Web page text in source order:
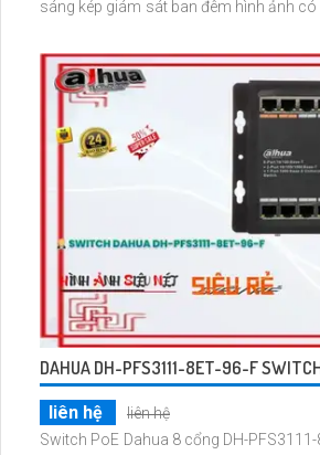
sáng kép giám sát ban đêm hình ảnh có
Giá re với khả năng chống báo động
tích hình dạng người. DS-2CV1023G2-LIDWF là sự lựa chọn
lý tưởng cho bạn
DAHUA DH-PFS3111-8ET-96-F
liên hệ
liên hệ
Switch PoE Dahua 8 cổng DH-